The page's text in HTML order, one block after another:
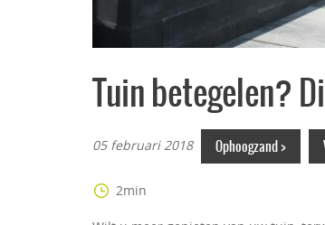
Tuin betegelen?
05 februari 2018 Ophoogzand >
2min